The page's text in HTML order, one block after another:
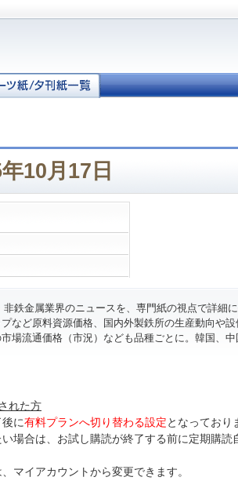
10月17日
非鉄金属業界のニュースを、専門紙の視点で詳細
など原料資源価格、国内外製鉄所の生産動向や
場流通価格（市況）なども品種ごとに。韓国、
れた方
に有料プランへ切り替わる設定となっており
場合は、お試し購読が終了する前に定期購読
マイアカウントから変更できます。